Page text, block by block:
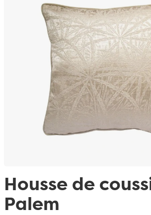
Housse de
Palem